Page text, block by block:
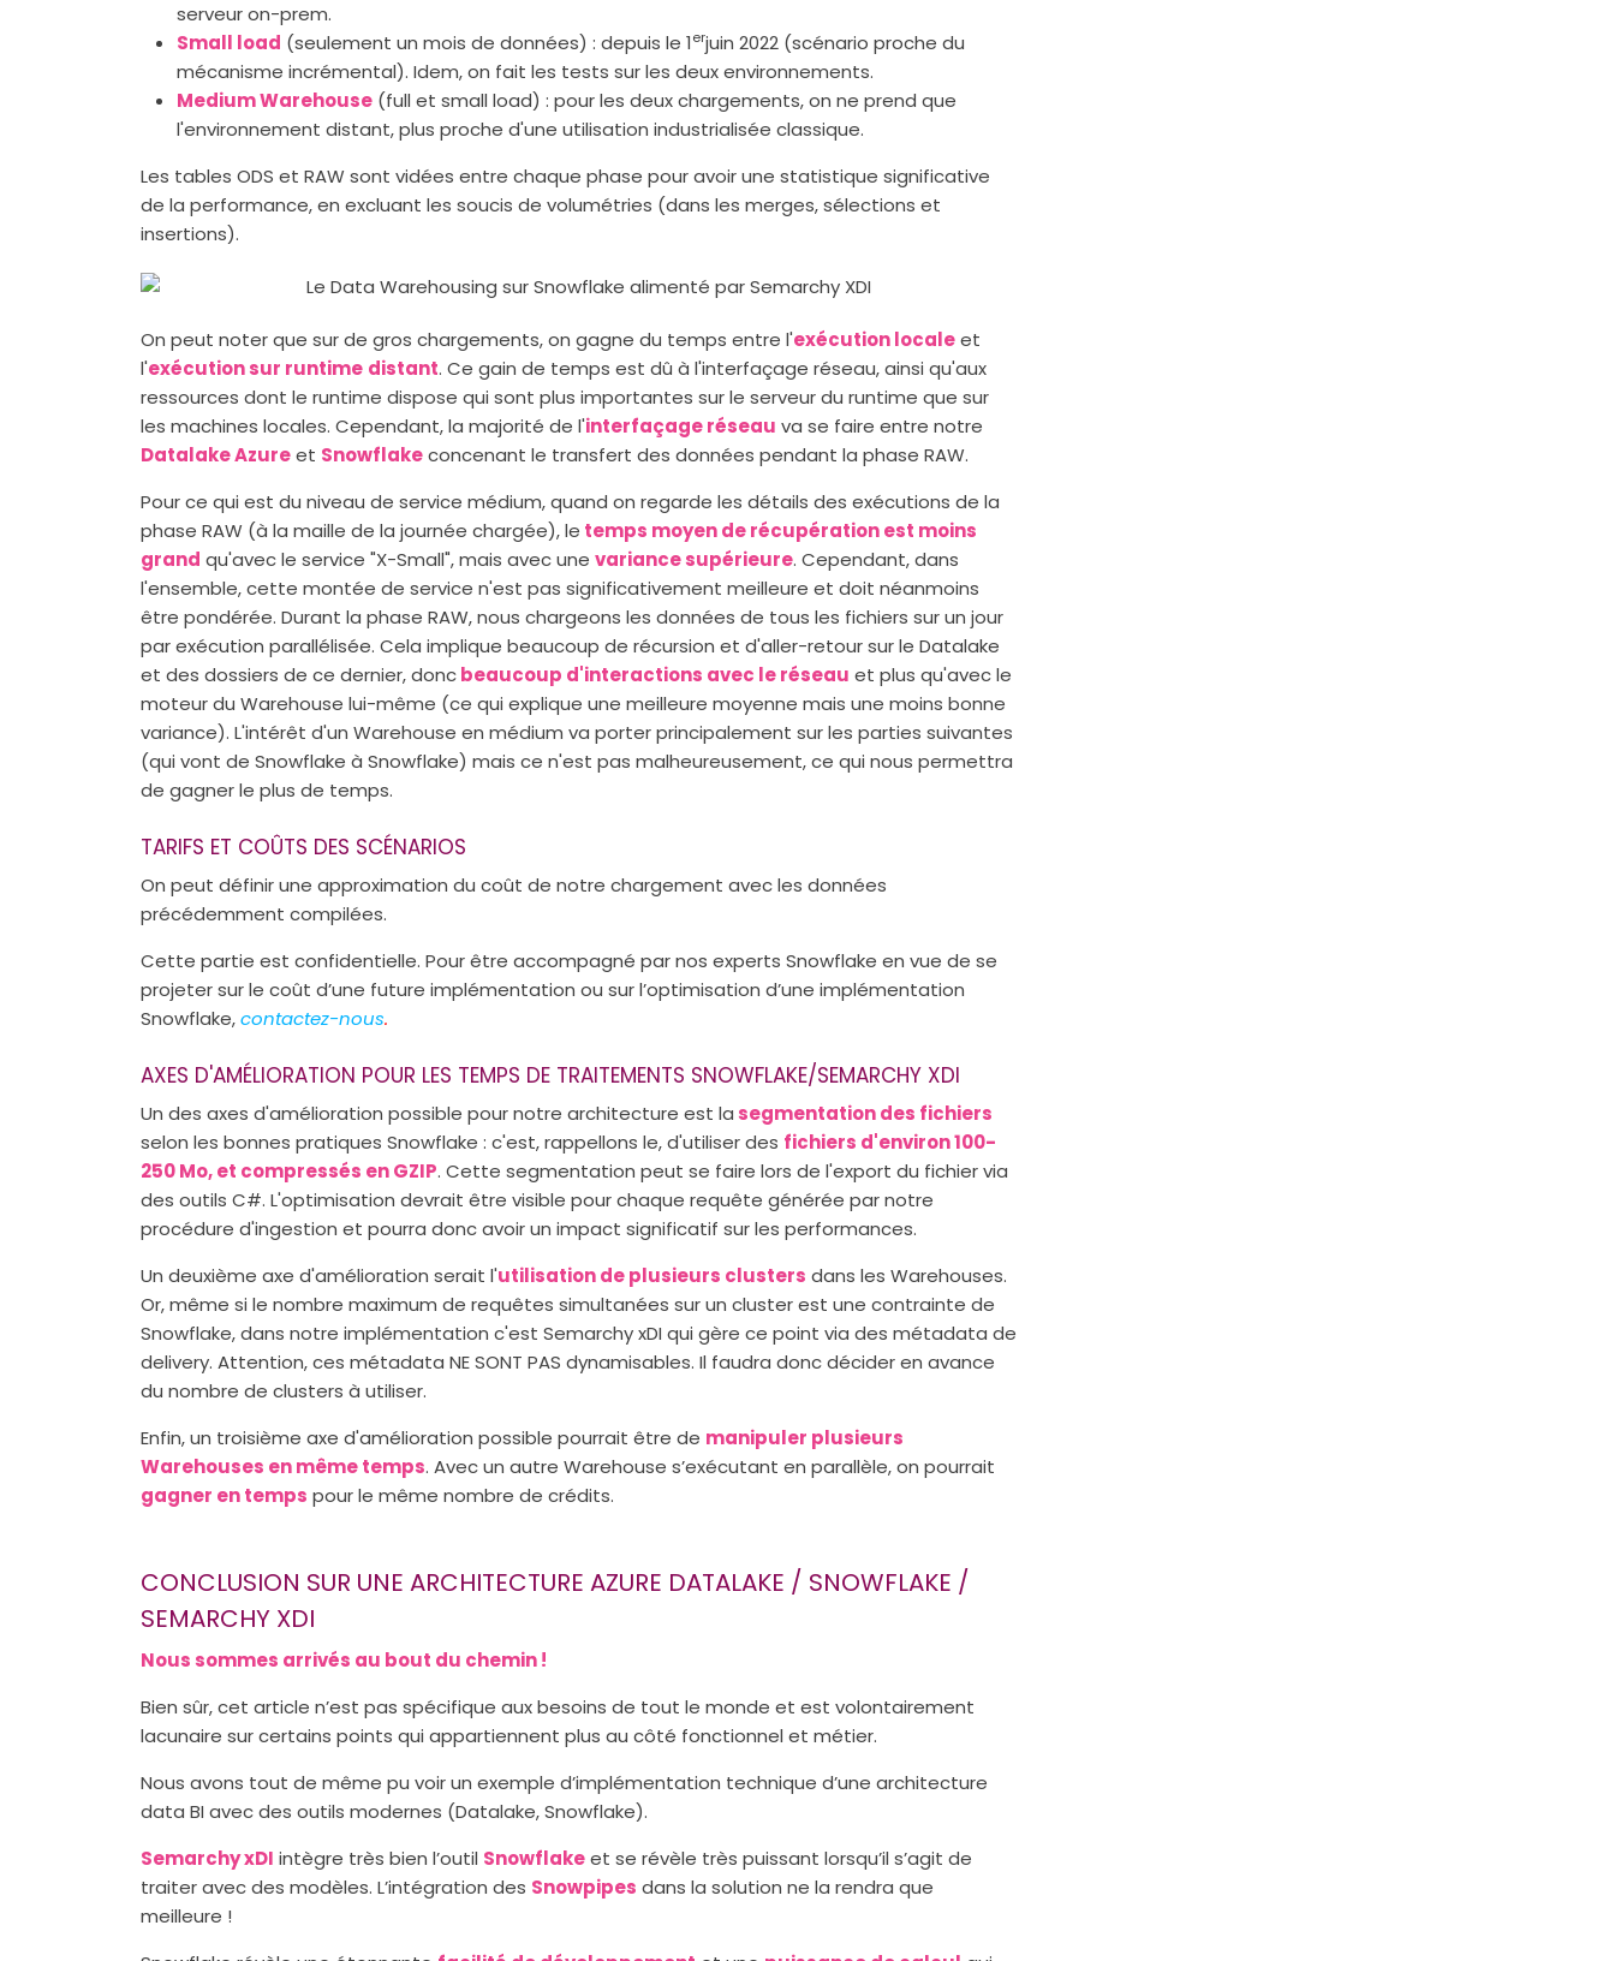
serveur on-prem.
Small load (seulement un mois de données) : depuis le 1erjuin 2022 (scénario proche du
mécanisme incrémental). Idem, on fait les tests sur les deux environnements.
Medium Warehouse (full et small load) : pour les deux chargements, on ne prend que
l'environnement distant, plus proche d'une utilisation industrialisée classique.
Les tables ODS et RAW sont vidées entre chaque phase pour avoir une statistique significative
de la performance, en excluant les soucis de volumétries (dans les merges, sélections et
insertions).
On peut noter que sur de gros chargements, on gagne du temps entre l'exécution localeet
l'exécution sur runtime distant. Ce gain de temps est dû à l'interfaçage réseau, ainsi qu'aux
ressources dont le runtime dispose qui sont plus importantes sur le serveur du runtime que sur
les machines locales. Cependant, la majorité de l'interfaçage réseau va se faire entre notre
Datalake Azureet Snowflakeconcenant le transfert des données pendant la phase RAW.
Pour ce qui est du niveau de service médium, quand on regarde les détails des exécutions de la
phase RAW (à la maille de la journée chargée), le temps moyen de récupération est moins
grand qu'avec le service "X-Small", mais avec une variance supérieure. Cependant, dans
l'ensemble, cette montée de service n'est pas significativement meilleure et doit néanmoins
être pondérée. Durant la phase RAW, nous chargeons les données de tous les fichiers sur un jour
par exécution parallélisée. Cela implique beaucoup de récursion et d'aller-retour sur le Datalake
et des dossiers de ce dernier, doncbeaucoup d'interactions avec le réseau et plus qu'avec le
moteur du Warehouse lui-même (ce qui explique une meilleure moyenne mais une moins bonne
variance). L'intérêt d'un Warehouse en médium va porter principalement sur les parties suivantes
(qui vont de Snowflake à Snowflake) mais ce n'est pas malheureusement, ce qui nous permettra
de gagner le plus de temps.
TARIFS ET COÛTS DES SCÉNARIOS
On peut définir une approximation du coût de notre chargement avec les données
précédemment compilées.
Cette partie est confidentielle. Pour être accompagné par nos experts Snowflake en vue de se
projeter sur le coût d’une future implémentation ou sur l’optimisation d’une implémentation
Snowflake,contactez-nous.
AXES D'AMÉLIORATION POUR LES TEMPS DE TRAITEMENTS SNOWFLAKE/SEMARCHY XDI
Un des axes d'amélioration possible pour notre architecture est la segmentation des fichiers
selon les bonnes pratiques Snowflake : c'est, rappellons le, d'utiliser des fichiers d'environ 100-
250 Mo, et compressés en GZIP. Cette segmentation peut se faire lors de l'export du fichier via
des outils C#. L'optimisation devrait être visible pour chaque requête générée par notre
procédure d'ingestion et pourra donc avoir un impact significatif sur les performances.
Un deuxième axe d'amélioration serait l'utilisation de plusieurs clusters dans les Warehouses.
Or, même si le nombre maximum de requêtes simultanées sur un cluster est une contrainte de
Snowflake, dans notre implémentation c'est Semarchy xDI qui gère ce point via des métadata de
delivery. Attention, ces métadata NE SONT PAS dynamisables. Il faudra donc décider en avance
du nombre de clusters à utiliser.
Enfin, un troisième axe d'amélioration possible pourrait être de manipuler plusieurs
Warehouses en même temps. Avec un autre Warehouse s’exécutant en parallèle, on pourrait
gagner en temps pour le même nombre de crédits.
CONCLUSION SUR UNE ARCHITECTURE AZURE DATALAKE / SNOWFLAKE /
SEMARCHY XDI
Nous sommes arrivés au bout du chemin !
Bien sûr, cet article n’est pas spécifique aux besoins de tout le monde et est volontairement
lacunaire sur certains points qui appartiennent plus au côté fonctionnel et métier.
Nous avons tout de même pu voir un exemple d’implémentation technique d’une architecture
data BI avec des outils modernes (Datalake, Snowflake).
Semarchy xDI intègre très bien l’outil Snowflakeet se révèle très puissant lorsqu’il s’agit de
traiter avec des modèles. L’intégration des Snowpipes dans la solution ne la rendra que
meilleure !